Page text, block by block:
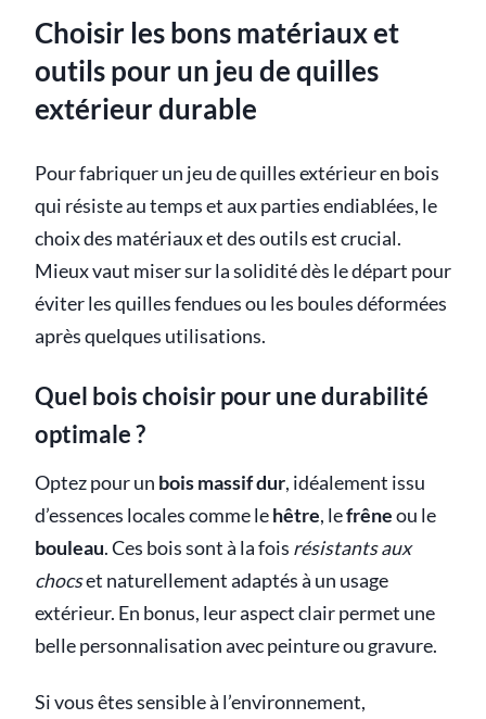
Choisir les bons matériaux et
outils pour un jeu de quilles
extérieur durable
Pour fabriquer un jeu de quilles extérieur en bois
qui résiste au temps et aux parties endiablées, le
choix des matériaux et des outils est crucial.
Mieux vaut miser sur la solidité dès le départ pour
éviter les quilles fendues ou les boules déformées
après quelques utilisations.
Quel bois choisir pour une durabilité
optimale ?
Optez pour un bois massif dur, idéalement issu
d’essences locales comme lehêtre, lefrêneou le
bouleau. Ces bois sont à la fois résistants aux
chocset naturellement adaptés à un usage
extérieur. En bonus, leur aspect clair permet une
belle personnalisation avec peinture ou gravure.
Si vous êtes sensible à l’environnement,